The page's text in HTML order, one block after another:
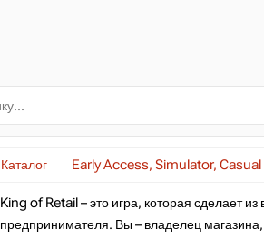
Каталог Early Access, Simulator, Casual
King of Retail – это игра, которая сделает
предпринимателя. Вы – владелец